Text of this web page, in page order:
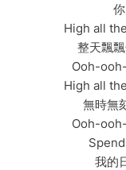
High all
整天飄
Ooh-
High all
無時無
Ooh-
我的